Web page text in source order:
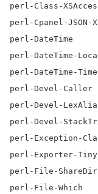
perl-Class-
perl-Cpanel-JSON-
perl-DateTime
perl-DateTime-
perl-DateTime-
perl-Devel-Caller
perl-Devel-
perl-Devel-
perl-Exception-
perl-Exporter-
perl-File-
perl-File-Which